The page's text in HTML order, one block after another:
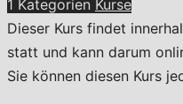
Menge
1 Kategorien Kurse
Dieser Kurs findet
statt und kann darum
Sie können diesen Kurs